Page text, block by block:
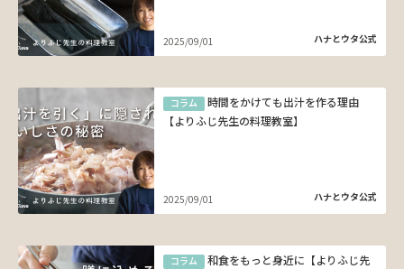
2025/09/01 ハナとウタ公式
コラム
時間をかけても出汁を作る理由
【よりふじ先生の料理教室】
2025/09/01 ハナとウタ公式
コラム
和食をもっと身近に【よりふじ先